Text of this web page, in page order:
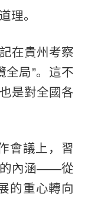
理。
在貴州考察
全局”。這不
是對全國各
會議上，習
的內涵——從
的重心轉向